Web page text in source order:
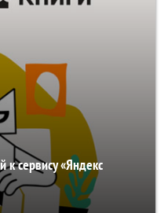
к сервису «Яндекс